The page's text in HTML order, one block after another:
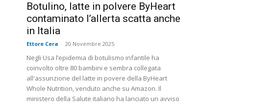
Botulino, latte in polvere ByHeart
contaminato l’allerta scatta anche
in Italia
Ettore Cera - 20 Novembre 2025
Negli Usa l’epidemia di botulismo infantile ha
coinvolto oltre 80 bambini e sembra collegata
all'assunzione del latte in povere della ByHeart
Whole Nutrition, venduto anche su Amazon. Il
ministero della Salute italiano ha lanciato un avviso